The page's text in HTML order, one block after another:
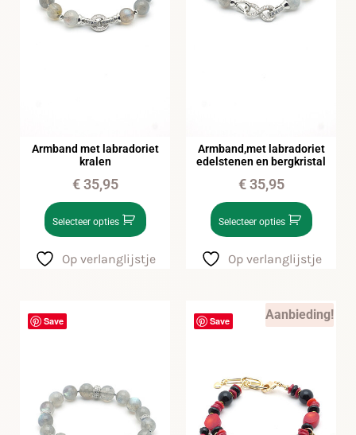
Armband met labradoriet
kralen
€35,95
Selecteer opties
Op verlanglijstje
Armband,met labradoriet
edelstenen en bergkristal
€35,95
Selecteer opties
Op verlanglijstje
Save Save Aanbieding!